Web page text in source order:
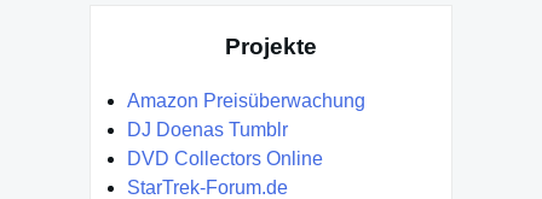
Projekte
Amazon Preisüberwachung
DJ Doenas Tumblr
DVD Collectors Online
StarTrek-Forum.de